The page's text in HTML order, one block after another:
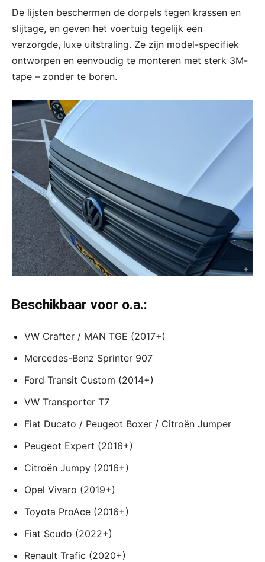
De lijsten beschermen de dorpels tegen krassen en
slijtage, en geven het voertuig tegelijk een
verzorgde, luxe uitstraling. Ze zijn model-specifiek
ontworpen en eenvoudig te monteren met sterk 3M-
tape – zonder te boren.
Beschikbaar voor o.a.:
VW Crafter / MAN TGE (2017+)
Mercedes-Benz Sprinter 907
Ford Transit Custom (2014+)
VW Transporter T7
Fiat Ducato / Peugeot Boxer / Citroën Jumper
Peugeot Expert (2016+)
Citroën Jumpy (2016+)
Opel Vivaro (2019+)
Toyota ProAce (2016+)
Fiat Scudo (2022+)
Renault Trafic (2020+)